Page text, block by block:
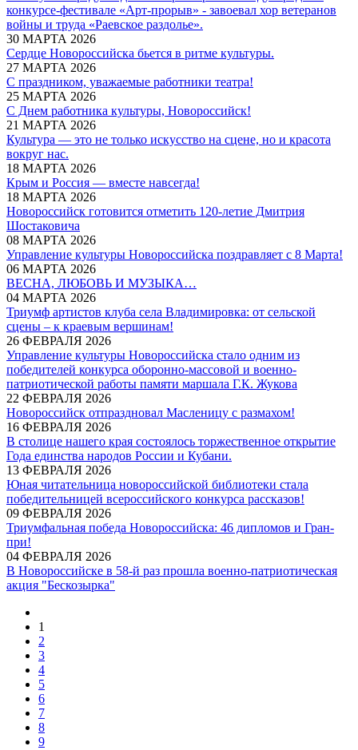
конкурсе-фестивале «Арт-прорыв» - завоевал хор ветеранов
войны и труда «Раевское раздолье».
30 МАРТА 2026
Сердце Новороссийска бьется в ритме культуры.
27 МАРТА 2026
С праздником, уважаемые работники театра!
25 МАРТА 2026
С Днем работника культуры, Новороссийск!
21 МАРТА 2026
Культура — это не только искусство на сцене, но и красота
вокруг нас.
18 МАРТА 2026
Крым и Россия — вместе навсегда!
18 МАРТА 2026
Новороссийск готовится отметить 120-летие Дмитрия
Шостаковича
08 МАРТА 2026
Управление культуры Новороссийска поздравляет с 8 Марта!
06 МАРТА 2026
ВЕСНА, ЛЮБОВЬ И МУЗЫКА…
04 МАРТА 2026
Триумф артистов клуба села Владимировка: от сельской
сцены – к краевым вершинам!
26 ФЕВРАЛЯ 2026
Управление культуры Новороссийска стало одним из
победителей конкурса оборонно-массовой и военно-
патриотической работы памяти маршала Г.К. Жукова
22 ФЕВРАЛЯ 2026
Новороссийск отпраздновал Масленицу с размахом!
16 ФЕВРАЛЯ 2026
В столице нашего края состоялось торжественное открытие
Года единства народов России и Кубани.
13 ФЕВРАЛЯ 2026
Юная читательница новороссийской библиотеки стала
победительницей всероссийского конкурса рассказов!
09 ФЕВРАЛЯ 2026
Триумфальная победа Новороссийска: 46 дипломов и Гран-
при!
04 ФЕВРАЛЯ 2026
В Новороссийске в 58-й раз прошла военно-патриотическая
акция "Бескозырка"
1
2
3
4
5
6
7
8
9